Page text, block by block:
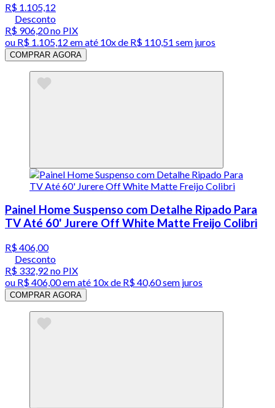
R$ 1.105,12
Desconto
R$ 906,20no PIX
ou R$ 1.105,12 em até 10x de R$ 110,51 sem juros
COMPRAR AGORA
Painel Home Suspenso com Detalhe Ripado Para
TV Até 60' Jurere Off White Matte Freijo Colibri
R$ 406,00
Desconto
R$ 332,92 no PIX
ou R$ 406,00em até 10x de R$ 40,60 sem juros
COMPRAR AGORA